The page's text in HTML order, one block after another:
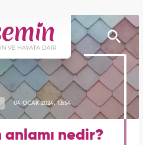
04 OCAK 2024, 13:54
anlamı nedir?